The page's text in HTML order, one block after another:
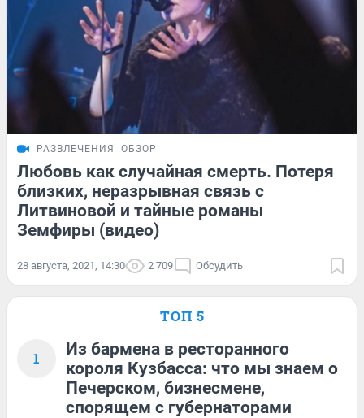
РАЗВЛЕЧЕНИЯ ОБЗОР
Любовь как случайная смерть. Потеря
близких, неразрывная связь с
Литвиновой и тайные романы
Земфиры (видео)
28 августа, 2021, 14:30 2 709 Обсудить
ТОП 5
1
Из бармена в ресторанного
короля Кузбасса: что мы знаем о
Печерском, бизнесмене,
спорящем с губернаторами